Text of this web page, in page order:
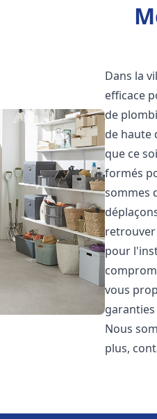
Dans la
efficace
de
de haute
que ce
formés
sommes
pour
vous
Nous
plus,